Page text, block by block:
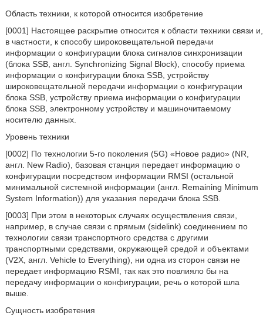
Область техники, к которой относится изобретение
[0001] Настоящее раскрытие относится к области техники связи и,
в частности, к способу широковещательной передачи
информации о конфигурации блока сигналов синхронизации
(блока SSB, англ. Synchronizing Signal Block), способу приема
информации о конфигурации блока SSB, устройству
широковещательной передачи информации о конфигурации
блока SSB, устройству приема информации о конфигурации
блока SSB, электронному устройству и машиночитаемому
носителю данных.
Уровень техники
[0002] По технологии 5-го поколения (5G) «Новое радио» (NR,
англ. New Radio), базовая станция передает информацию о
конфигурации посредством информации RMSI (остальной
минимальной системной информации (англ. Remaining Minimum
System Information)) для указания передачи блока SSB.
[0003] При этом в некоторых случаях осуществления связи,
например, в случае связи с прямым (sidelink) соединением по
технологии связи транспортного средства с другими
транспортными средствами, окружающей средой и объектами
(V2X, англ. Vehicle to Everything), ни одна из сторон связи не
передает информацию RSMI, так как это повлияло бы на
передачу информации о конфигурации, речь о которой шла
выше.
Сущность изобретения